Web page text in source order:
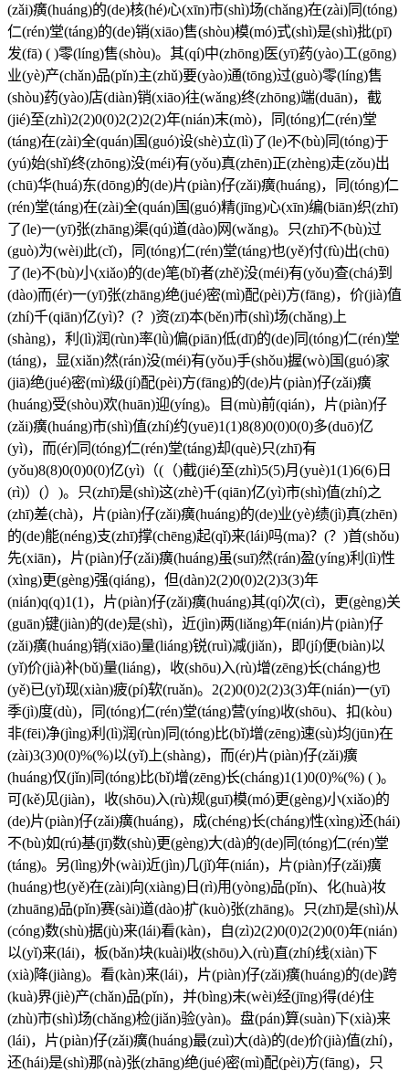
(zǎi)癀(huáng)的(de)核(hé)心(xīn)市(shì)场(chǎng)在(zài)同(tóng)
仁(rén)堂(táng)的(de)销(xiāo)售(shòu)模(mó)式(shì)是(shì)批(pī)
发(fā) ( )零(líng)售(shòu)。其(qí)中(zhōng)医(yī)药(yào)工(gōng)
业(yè)产(chǎn)品(pǐn)主(zhǔ)要(yào)通(tōng)过(guò)零(líng)售
(shòu)药(yào)店(diàn)销(xiāo)往(wǎng)终(zhōng)端(duān)，截
(jié)至(zhì)2(2)0(0)2(2)2(2)年(nián)末(mò)，同(tóng)仁(rén)堂
(táng)在(zài)全(quán)国(guó)设(shè)立(lì)了(le)不(bù)同(tóng)于
(yú)始(shǐ)终(zhōng)没(méi)有(yǒu)真(zhēn)正(zhèng)走(zǒu)出
(chū)华(huá)东(dōng)的(de)片(piàn)仔(zǎi)癀(huáng)，同(tóng)仁
(rén)堂(táng)在(zài)全(quán)国(guó)精(jīng)心(xīn)编(biān)织(zhī)
了(le)一(yī)张(zhāng)渠(qú)道(dào)网(wǎng)。只(zhī)不(bù)过
(guò)为(wèi)此(cǐ)，同(tóng)仁(rén)堂(táng)也(yě)付(fù)出(chū)
了(le)不(bù)小(xiǎo)的(de)笔(bǐ)者(zhě)没(méi)有(yǒu)查(chá)到
(dào)而(ér)一(yī)张(zhāng)绝(jué)密(mì)配(pèi)方(fāng)，价(jià)值
(zhí)千(qiān)亿(yì)？(？)资(zī)本(běn)市(shì)场(chǎng)上
(shàng)，利(lì)润(rùn)率(lǜ)偏(piān)低(dī)的(de)同(tóng)仁(rén)堂
(táng)，显(xiǎn)然(rán)没(méi)有(yǒu)手(shǒu)握(wò)国(guó)家
(jiā)绝(jué)密(mì)级(jí)配(pèi)方(fāng)的(de)片(piàn)仔(zǎi)癀
(huáng)受(shòu)欢(huān)迎(yíng)。目(mù)前(qián)，片(piàn)仔
(zǎi)癀(huáng)市(shì)值(zhí)约(yuē)1(1)8(8)0(0)0(0)多(duō)亿
(yì)，而(ér)同(tóng)仁(rén)堂(táng)却(què)只(zhī)有
(yǒu)8(8)0(0)0(0)亿(yì)（(（)截(jié)至(zhì)5(5)月(yuè)1(1)6(6)日
(rì)）(）)。只(zhī)是(shì)这(zhè)千(qiān)亿(yì)市(shì)值(zhí)之
(zhī)差(chà)，片(piàn)仔(zǎi)癀(huáng)的(de)业(yè)绩(jì)真(zhēn)
的(de)能(néng)支(zhī)撑(chēng)起(qǐ)来(lái)吗(ma)？(？)首(shǒu)
先(xiān)，片(piàn)仔(zǎi)癀(huáng)虽(suī)然(rán)盈(yíng)利(lì)性
(xìng)更(gèng)强(qiáng)，但(dàn)2(2)0(0)2(2)3(3)年
(nián)q(q)1(1)，片(piàn)仔(zǎi)癀(huáng)其(qí)次(cì)，更(gèng)关
(guān)键(jiàn)的(de)是(shì)，近(jìn)两(liǎng)年(nián)片(piàn)仔
(zǎi)癀(huáng)销(xiāo)量(liáng)锐(ruì)减(jiǎn)，即(jí)便(biàn)以
(yǐ)价(jià)补(bǔ)量(liáng)，收(shōu)入(rù)增(zēng)长(cháng)也
(yě)已(yǐ)现(xiàn)疲(pí)软(ruǎn)。2(2)0(0)2(2)3(3)年(nián)一(yī)
季(jì)度(dù)，同(tóng)仁(rén)堂(táng)营(yíng)收(shōu)、扣(kòu)
非(fēi)净(jìng)利(lì)润(rùn)同(tóng)比(bǐ)增(zēng)速(sù)均(jūn)在
(zài)3(3)0(0)%(%)以(yǐ)上(shàng)，而(ér)片(piàn)仔(zǎi)癀
(huáng)仅(jǐn)同(tóng)比(bǐ)增(zēng)长(cháng)1(1)0(0)%(%) ( )。
可(kě)见(jiàn)，收(shōu)入(rù)规(guī)模(mó)更(gèng)小(xiǎo)的
(de)片(piàn)仔(zǎi)癀(huáng)，成(chéng)长(cháng)性(xìng)还(hái)
不(bù)如(rú)基(jī)数(shù)更(gèng)大(dà)的(de)同(tóng)仁(rén)堂
(táng)。另(lìng)外(wài)近(jìn)几(jǐ)年(nián)，片(piàn)仔(zǎi)癀
(huáng)也(yě)在(zài)向(xiàng)日(rì)用(yòng)品(pǐn)、化(huà)妆
(zhuāng)品(pǐn)赛(sài)道(dào)扩(kuò)张(zhāng)。只(zhī)是(shì)从
(cóng)数(shù)据(jù)来(lái)看(kàn)，自(zì)2(2)0(0)2(2)0(0)年(nián)
以(yǐ)来(lái)，板(bǎn)块(kuài)收(shōu)入(rù)直(zhí)线(xiàn)下
(xià)降(jiàng)。看(kàn)来(lái)，片(piàn)仔(zǎi)癀(huáng)的(de)跨
(kuà)界(jiè)产(chǎn)品(pǐn)，并(bìng)未(wèi)经(jīng)得(dé)住
(zhù)市(shì)场(chǎng)检(jiǎn)验(yàn)。盘(pán)算(suàn)下(xià)来
(lái)，片(piàn)仔(zǎi)癀(huáng)最(zuì)大(dà)的(de)价(jià)值(zhí)，
还(hái)是(shì)那(nà)张(zhāng)绝(jué)密(mì)配(pèi)方(fāng)，只